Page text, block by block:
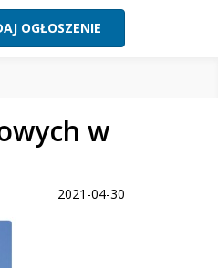
OGŁOSZENIE
w
2021-04-30